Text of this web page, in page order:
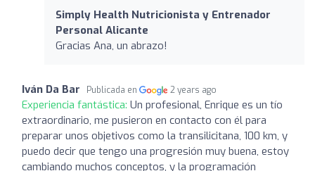
Simply Health Nutricionista y Entrenador
Personal Alicante
Gracias Ana, un abrazo!
Iván Da Bar Publicada en 2 years ago
Experiencia fantástica: Un profesional, Enrique es un tío
extraordinario, me pusieron en contacto con él para
preparar unos objetivos como la transilicitana, 100 km, y
puedo decir que tengo una progresión muy buena, estoy
cambiando muchos conceptos, y la programación